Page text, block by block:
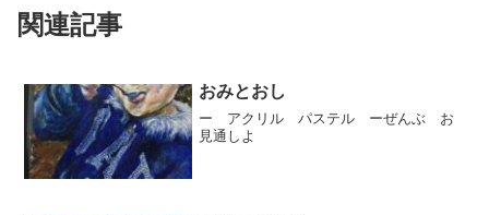
関連記事
おみとおし
ー アクリル パステル ーぜんぶ お
見通しよ